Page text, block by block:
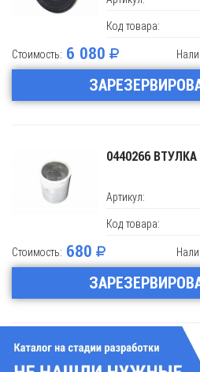
Код товара:
Стоимость: 6 080
0440266
Артикул:
Код товара:
Стоимость: 680